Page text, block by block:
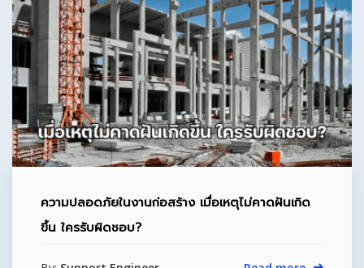
ความปลอดภัยในงานก่อสร้าง เมื่อเหตุไม่คาดฝันเกิด
ขึ้น ใครรับผิดชอบ?